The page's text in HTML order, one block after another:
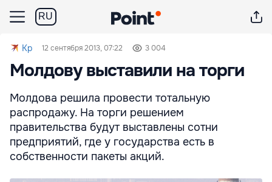
RU
Kp 12 сентября 2013, 07:22 3 004
Молдову выставили на торги
Молдова решила провести тотальную
распродажу. На торги решением
правительства будут выставлены сотни
предприятий, где у государства есть в
собственности пакеты акций.